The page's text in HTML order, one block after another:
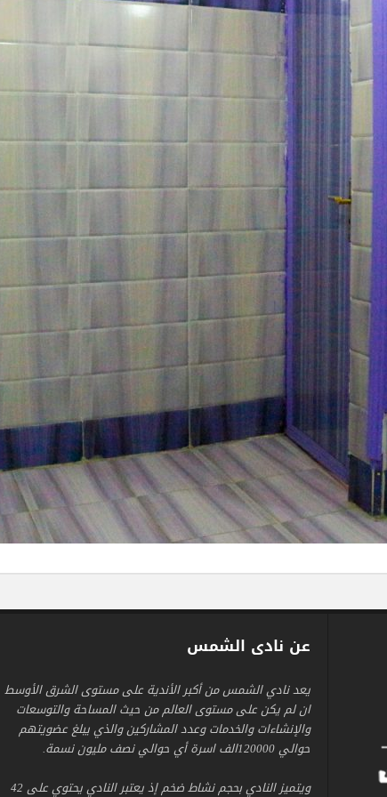
عن نادى الشمس
يعد نادي الشمس من أكبر الأندية على مستوى الشرق الأوسط
ان لم يكن على مستوى العالم من حيث المساحة والتوسعات
والإنشاءات والخدمات وعدد المشاركين والذي يبلغ عضويتهم
حوالي 120000الف اسرة أي حوالي نصف مليون نسمة.
ويتميز النادي بحجم نشاط ضخم إذ يعتبر النادي يحتوي على 42